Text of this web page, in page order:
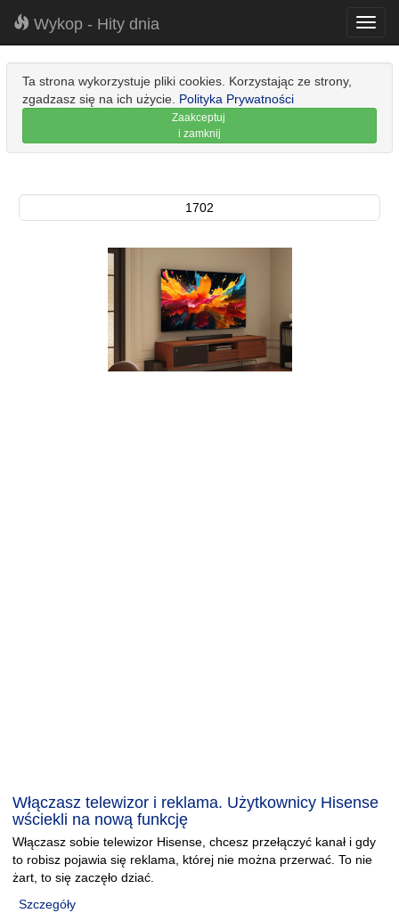
Wykop - Hity dnia
Ta strona wykorzystuje pliki cookies. Korzystając ze strony,
zgadzasz się na ich użycie. Polityka Prywatności
Zaakceptuj
i zamknij
1702
Włączasz telewizor i reklama. Użytkownicy Hisense
wściekli na nową funkcję
Włączasz sobie telewizor Hisense, chcesz przełączyć kanał i gdy
to robisz pojawia się reklama, której nie można przerwać. To nie
żart, to się zaczęło dziać.
Szczegóły